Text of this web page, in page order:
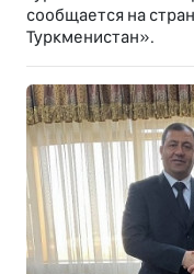
сообщается на
Туркменистан».